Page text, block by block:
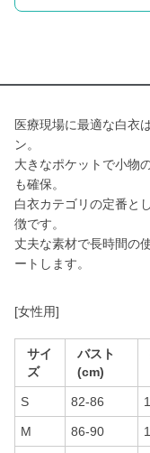
医療現場に最適な白衣
ン。
大きなポケットで小物
も確保。
白衣カテゴリの定番と
徴です。
丈夫な素材で長時間の
ートします。
[女性用]
サイ
ズ
バスト
(cm)
S 82-86
M 86-90